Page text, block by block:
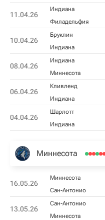
11.04.26
Индиана
Филадельфия
10.04.26
Бруклин
Индиана
08.04.26
Индиана
Миннесота
06.04.26
Кливленд
Индиана
04.04.26
Шарлотт
Индиана
Миннесота
16.05.26
Миннесота
Сан-Антонио
13.05.26
Сан-Антонио
Миннесота